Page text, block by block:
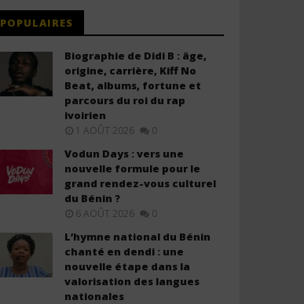
POPULAIRES
Biographie de Didi B : âge,
origine, carrière, Kiff No
Beat, albums, fortune et
parcours du roi du rap
ivoirien
1 AOÛT 2026 0
Vodun Days : vers une
nouvelle formule pour le
grand rendez-vous culturel
du Bénin ?
6 AOÛT 2026 0
L’hymne national du Bénin
chanté en dendi : une
nouvelle étape dans la
valorisation des langues
nationales